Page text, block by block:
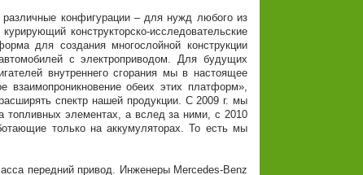
конфигурации – для нужд любого из
конструкторско-исследовательские
для создания многослойной конструкции
с электроприводом. Для будущих
внутреннего сгорания мы в настоящее
взаимопроникновение обеих этих платформ»,
спектр нашей продукции. С 2009 г. мы
топливных элементах, а вслед за ними, с 2010
только на аккумуляторах. То есть мы
передний привод. Инженеры Mercedes-Benz